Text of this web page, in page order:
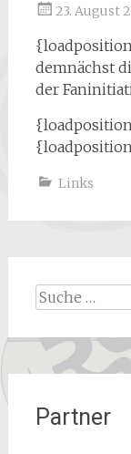
23. August
demnächst
der
Links
Suche
Partner